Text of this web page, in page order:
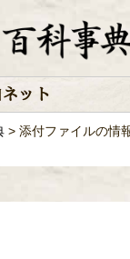
ット
> 添付ファイルの情